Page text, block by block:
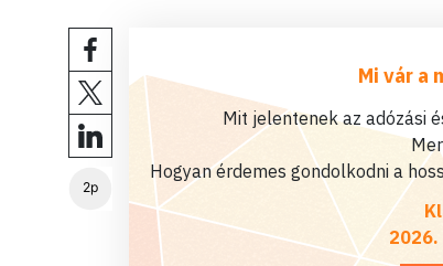
2p
Mi vár a
Mit jelentenek az adózási
Hogyan érdemes gondolkodni a